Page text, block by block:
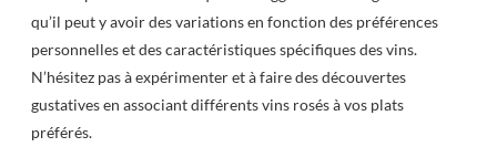
qu’il peut y avoir des variations en fonction des préférences
personnelles et des caractéristiques spécifiques des vins.
N’hésitez pas à expérimenter et à faire des découvertes
gustatives en associant différents vins rosés à vos plats
préférés.